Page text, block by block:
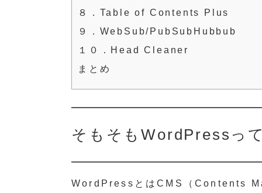
８．Table of Contents Plus
９．WebSub/PubSubHubbub
１０．Head Cleaner
まとめ
そもそもWordPressっ
WordPressとはCMS（Contents